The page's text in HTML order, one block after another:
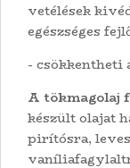
vetélések
egészséges
- csökkentheti
A tökmagolaj
készült olajat
pirítósra,